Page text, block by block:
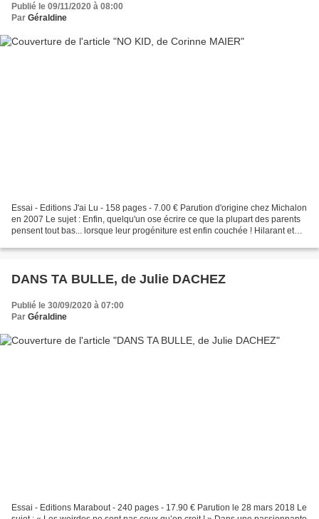
Publié le 09/11/2020 à 08:00
Par Géraldine
Essai - Editions J'ai Lu - 158 pages - 7.00 € Parution d'origine chez Michalon
en 2007 Le sujet : Enfin, quelqu'un ose écrire ce que la plupart des parents
pensent tout bas... lorsque leur progéniture est enfin couchée ! Hilarant et
DANS TA BULLE, de Julie DACHEZ
Publié le 30/09/2020 à 07:00
Par Géraldine
Essai - Editions Marabout - 240 pages - 17.90 € Parution le 28 mars 2018 Le